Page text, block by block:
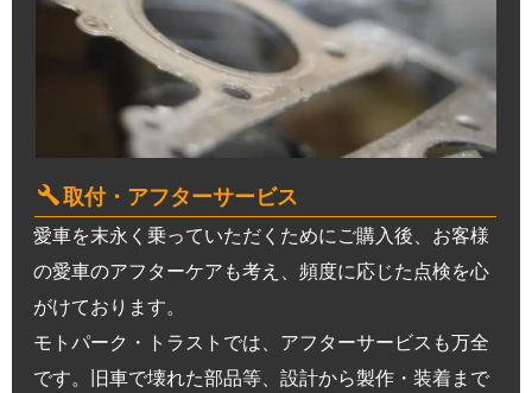
取付・アフターサービス
愛車を末永く乗っていただくためにご購入後、お客様
の愛車のアフターケアも考え、頻度に応じた点検を心
がけております。
モトパーク・トラストでは、アフターサービスも万全
です。旧車で壊れた部品等、設計から製作・装着まで